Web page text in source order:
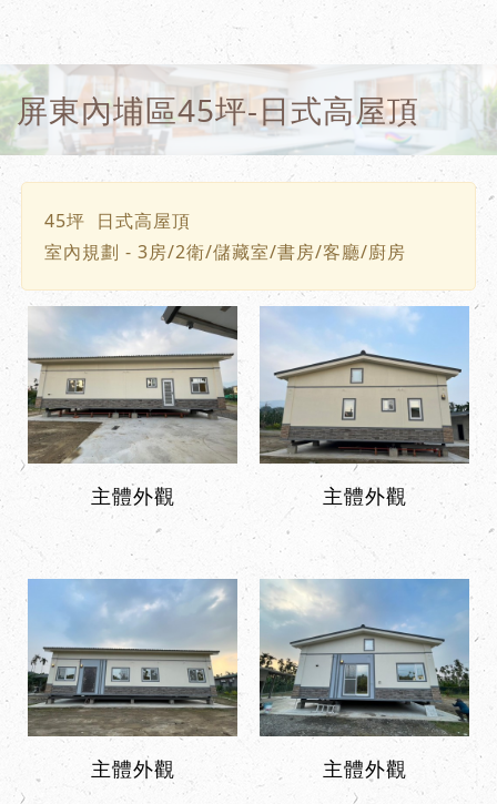
屏東內埔區45坪-日式高屋頂
45坪 日式高屋頂
室內規劃 - 3房/2衛/儲藏室/書房/客廳/廚房
主體外觀 主體外觀
主體外觀 主體外觀